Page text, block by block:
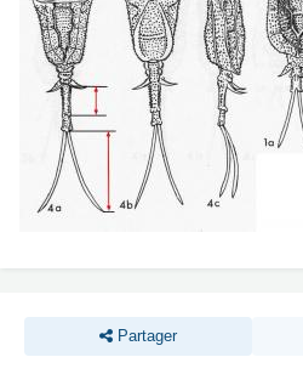
Partager